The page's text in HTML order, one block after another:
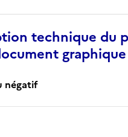
technique du
graphique
négatif